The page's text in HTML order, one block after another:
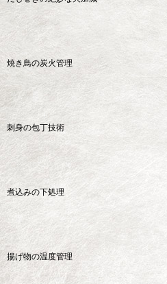
焼き鳥の炭火管理
刺身の包丁技術
煮込みの下処理
揚げ物の温度管理